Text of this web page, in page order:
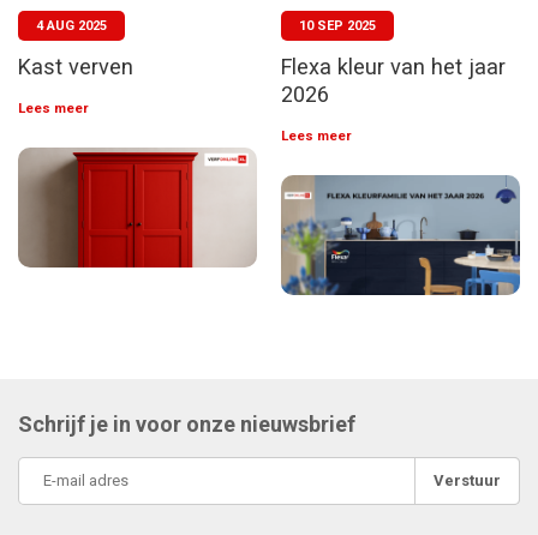
4 AUG 2025
Kast verven
Lees meer
10 SEP 2025
Flexa kleur van het jaar
2026
Lees meer
Schrijf je in voor onze nieuwsbrief
Verstuur